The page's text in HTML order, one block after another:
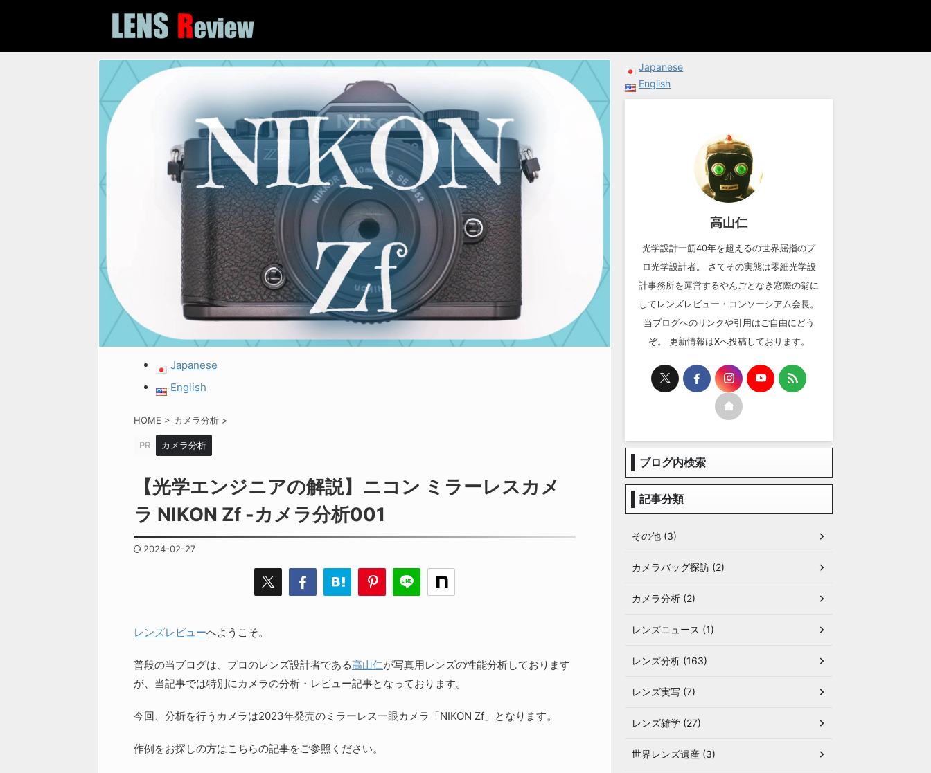
Japanese
English
HOME > カメラ分析 >
PR カメラ分析
【光学エンジニアの解説】ニコン ミラーレスカメ
ラ NIKON Zf -カメラ分析001
2024-02-27
レンズレビューへようこそ。
普段の当ブログは、プロのレンズ設計者である高山仁が写真用レンズの性能分析しております
が、当記事では特別にカメラの分析・レビュー記事となっております。
今回、分析を行うカメラは2023年発売のミラーレス一眼カメラ「NIKON Zf」となります。
作例をお探しの方はこちらの記事をご参照ください。
Japanese
English
高山仁
光学設計一筋40年を超えるの世界屈指のプ
ロ光学設計者。 さてその実態は零細光学設
計事務所を運営するやんごとなき窓際の翁に
してレンズレビュー・コンソーシアム会長。
当ブログへのリンクや引用はご自由にどう
ぞ。 更新情報はXへ投稿しております。
ブログ内検索
記事分類
その他 (3)
カメラバッグ探訪 (2)
カメラ分析 (2)
レンズニュース (1)
レンズ分析 (163)
レンズ実写 (7)
レンズ雑学 (27)
世界レンズ遺産 (3)